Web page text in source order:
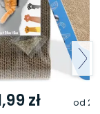
zł od